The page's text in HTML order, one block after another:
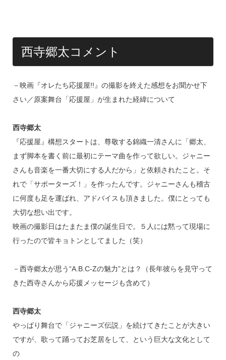
西寺郷太コメント
－映画『オレたち応援屋!!』の撮影を終えた感想をお聞かせ下
さい／原案舞台「応援屋」が生まれた経緯について
西寺郷太
『応援屋』構想スタートは、尊敬する錦織一清さんに「郷太、
まず脚本を書く前に最初にテーマ曲を作って欲しい。ジャニー
さんも音楽を一番大切にする人だから」と依頼されたこと。そ
れで「サポーターズ！」を作ったんです。ジャニーさんも稽古
に何度も足を運ばれ、アドバイスも頂きました。僕にとっても
大切な想い出です。
映画の撮影日はたまたま僕の誕生日で。５人には黙って現場に
行ったので皆キョトンとしてました（笑）
－西寺郷太が思う“A.B.C-Zの魅力”とは？（長年彼らを見守って
きた西寺さんから応援メッセージも含めて）
西寺郷太
やっぱり舞台で「ジャニーズ伝説」を続けてきたことが大きい
ですが、歌って踊ってお芝居をして、という巨大な文化として
の